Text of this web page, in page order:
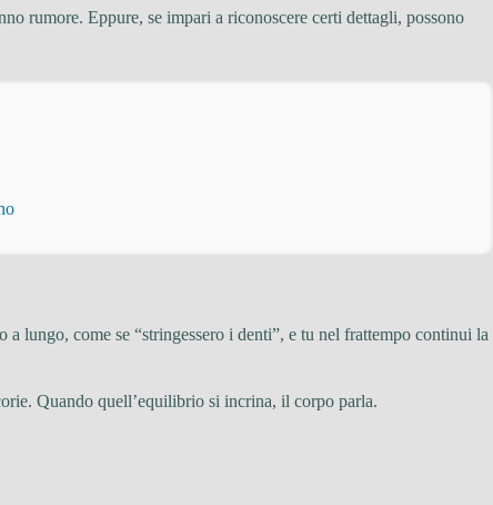
rumore. Eppure, se impari a riconoscere certi dettagli, possono
a lungo, come se “stringessero i denti”, e tu nel frattempo continui la
Quando quell’equilibrio si incrina, il corpo parla.